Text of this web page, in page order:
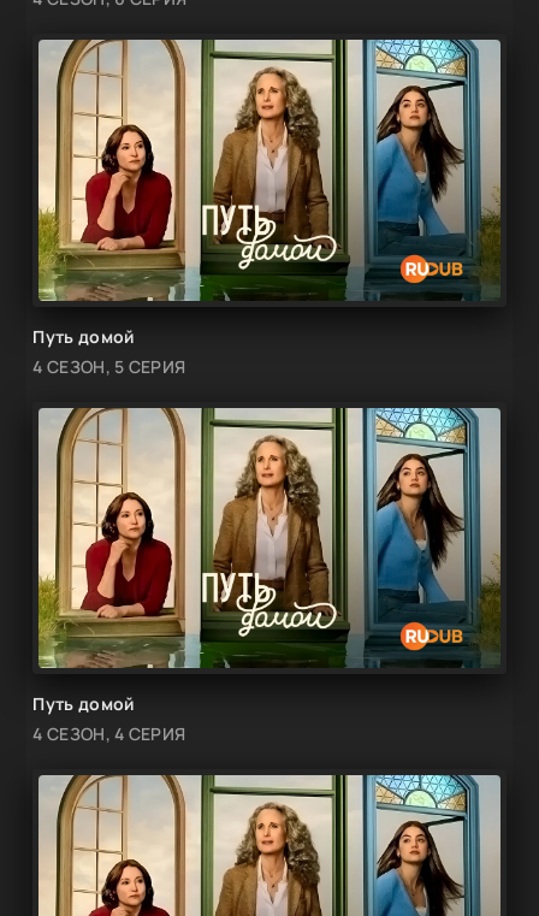
Путь домой
4 СЕЗОН, 5 СЕРИЯ
Путь домой
4 СЕЗОН, 4 СЕРИЯ